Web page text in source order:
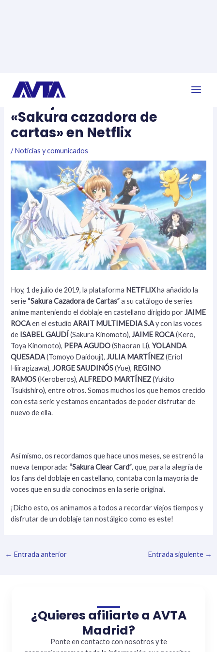
contenido
Doblaje castellano de
«Sakura cazadora de
cartas» en Netflix
/Noticias y comunicados
Hoy, 1 de julio de 2019, la plataforma NETFLIXha añadido la
serie “Sakura Cazadora de Cartas”a su catálogo de series
anime manteniendo el doblaje en castellano dirigido porJAIME
ROCAen el estudioARAIT MULTIMEDIA S.Ay con las voces
de ISABEL GAUDÍ (Sakura Kinomoto),JAIME ROCA(Kero,
Toya Kinomoto), PEPA AGUDO(Shaoran Li),YOLANDA
QUESADA(Tomoyo Daidouji),JULIA MARTÍNEZ(Eriol
Hiiragizawa),JORGE SAUDINÓS(Yue), REGINO
RAMOS(Keroberos),ALFREDO MARTÍNEZ(Yukito
Tsukishiro), entre otros. Somos muchos los que hemos crecido
con esta serie y estamos encantados de poder disfrutar de
nuevo de ella.
Así mismo, os recordamos que hace unos meses, se estrenó la
nueva temporada: “Sakura Clear Card”, que, para la alegría de
los fans del doblaje en castellano, contaba con la mayoría de
voces que en su día conocimos en la serie original.
¡Dicho esto, os animamos a todos a recordar viejos tiempos y
disfrutar de un doblaje tan nostálgico como es este!
entradas
← Entrada anterior Entrada siguiente →
¿Quieres afiliarte a AVTA
Madrid?
Ponte en contacto con nosotros y te